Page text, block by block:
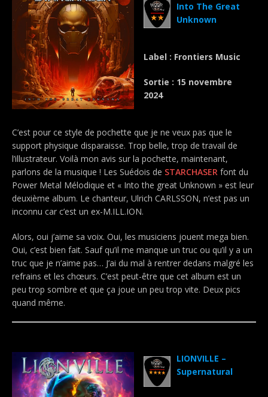
Into The Great
Unknown
Label : Frontiers Music
Sortie : 15 novembre
2024
C’est pour ce style de pochette que je ne veux pas que le
support physique disparaisse. Trop belle, trop de travail de
l’illustrateur. Voilà mon avis sur la pochette, maintenant,
parlons de la musique ! Les Suédois de STARCHASER font du
Power Metal Mélodique et « Into the great Unknown » est leur
deuxième album. Le chanteur, Ulrich CARLSSON, n’est pas un
inconnu car c’est un ex-M.ILL.ION.
Alors, oui j’aime sa voix. Oui, les musiciens jouent mega bien.
Oui, c’est bien fait. Sauf qu’il me manque un truc ou qu’il y a un
truc que je n’aime pas… J’ai du mal à rentrer dedans malgré les
refrains et les chœurs. C’est peut-être que cet album est un
peu trop sombre et que ça joue un peu trop vite. Deux pics
quand même.
LIONVILLE –
Supernatural